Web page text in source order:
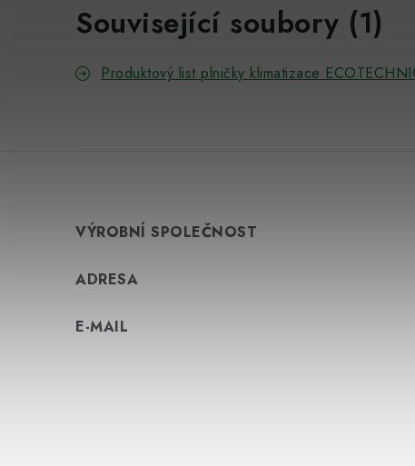
Související soubory (1)
Produktový list plničky klimatizace
VÝROBNÍ SPOLEČNOST
ADRESA
E-MAIL